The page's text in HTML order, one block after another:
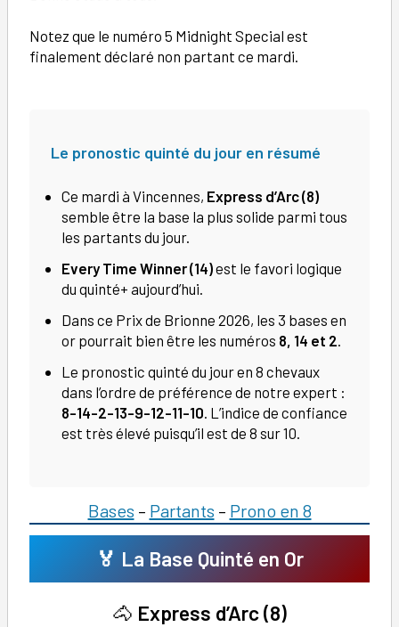
Notez que le numéro 5 Midnight Special est
finalement déclaré non partant ce mardi.
Le pronostic quinté du jour en résumé
Ce mardi à Vincennes, Express d’Arc (8)
semble être la base la plus solide parmi tous
les partants du jour.
Every Time Winner (14)est le favori logique
du quinté+ aujourd’hui.
Dans ce Prix de Brionne 2026, les 3 bases en
or pourrait bien être les numéros 8, 14 et 2
Le pronostic quinté du jour en 8 chevaux
dans l’ordre de préférence de notre expert :
8-14-2-13-9-12-11-10 . L’indice de confiance
est très élevé puisqu’il est de 8 sur 10.
Bases – Partants – Prono en 8
🏅 La Base Quinté en Or
🐴 Express d’Arc (8)